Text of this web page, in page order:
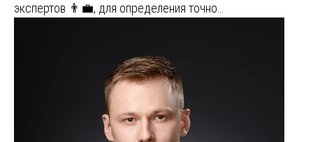
экспертов 👨‍💼, для определения точно…